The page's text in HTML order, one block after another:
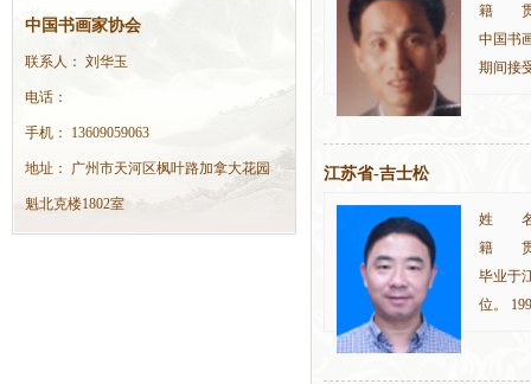
中国书画家协会
联系人： 刘华玉
电话：
手机： 13609059063
地址： 广州市天河区枫叶路加拿大花园
魁北克楼1802室
籍 贯:
中国书
期间接
江苏省-吉士松
姓 名:
籍 贯:
毕业于
位。